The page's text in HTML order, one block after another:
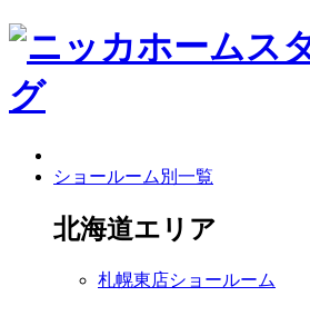
ショールーム別一覧
北海道エリア
札幌東店ショールーム